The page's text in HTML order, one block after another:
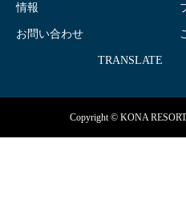
情報
お問い合わせ
TRANSLATE
Copyright © KONA